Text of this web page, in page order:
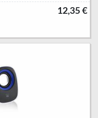
12,35 €